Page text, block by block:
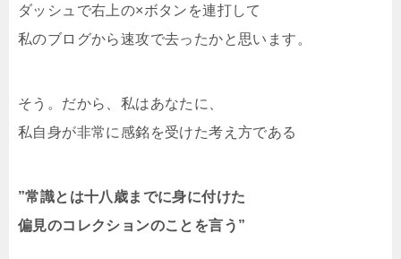
ダッシュで右上の×ボタンを連打して
私のブログから速攻で去ったかと思います。
そう。だから、私はあなたに、
私自身が非常に感銘を受けた考え方である
”常識とは十八歳までに身に付けた
偏見のコレクションのことを言う”